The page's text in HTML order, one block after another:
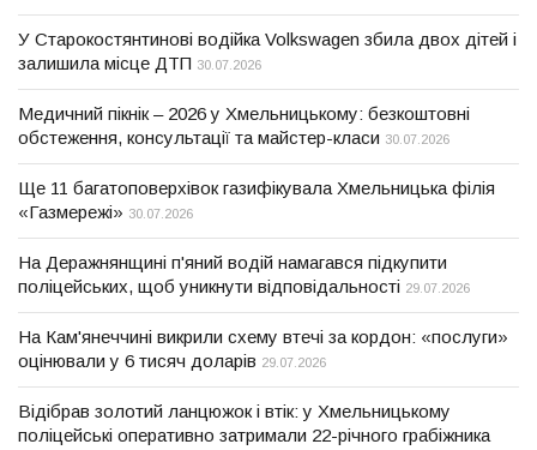
У Старокостянтинові водійка Volkswagen збила двох дітей і
залишила місце ДТП 30.07.2026
Медичний пікнік – 2026 у Хмельницькому: безкоштовні
обстеження, консультації та майстер-класи 30.07.2026
Ще 11 багатоповерхівок газифікувала Хмельницька філія
«Газмережі» 30.07.2026
На Деражнянщині п'яний водій намагався підкупити
поліцейських, щоб уникнути відповідальності 29.07.2026
На Кам'янеччині викрили схему втечі за кордон: «послуги»
оцінювали у 6 тисяч доларів 29.07.2026
Відібрав золотий ланцюжок і втік: у Хмельницькому
поліцейські оперативно затримали 22-річного грабіжника